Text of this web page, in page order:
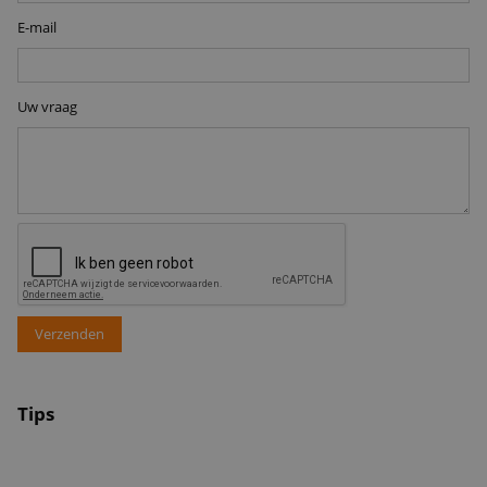
i Voeding PoE
i Kleur materiaal
E-mail
Uw vraag
Verzenden
Tips